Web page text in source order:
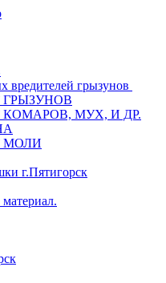
вредителей грызунов
ГРЫЗУНОВ
КОМАРОВ, МУХ, И ДР.
МОЛИ
г.Пятигорск